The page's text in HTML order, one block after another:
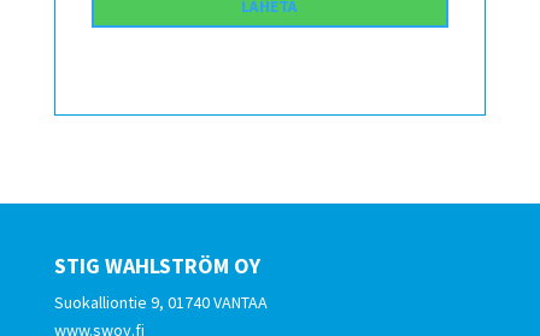
STIG WAHLSTRÖM OY
Suokalliontie 9, 01740 VANTAA
www.swoy.fi